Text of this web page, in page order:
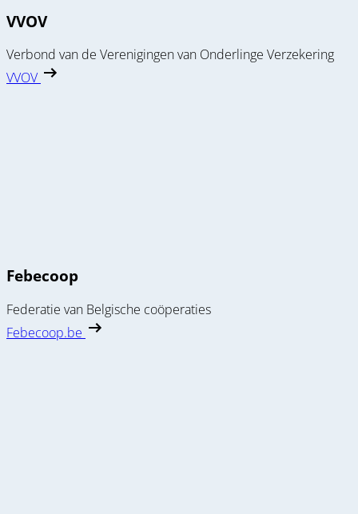
VVOV
Verbond van de Verenigingen van Onderlinge Verzekering
VVOV
Febecoop
Federatie van Belgische coöperaties
Febecoop.be